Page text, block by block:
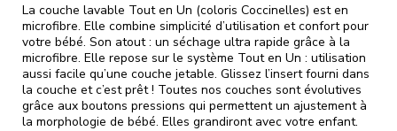
La couche lavable Tout en Un (coloris Coccinelles) est en
microfibre. Elle combine simplicité d’utilisation et confort pour
votre bébé. Son atout : un séchage ultra rapide grâce à la
microfibre. Elle repose sur le système Tout en Un : utilisation
aussi facile qu’une couche jetable. Glissez l’insert fourni dans
la couche et c’est prêt ! Toutes nos couches sont évolutives
grâce aux boutons pressions qui permettent un ajustement à
la morphologie de bébé. Elles grandiront avec votre enfant.